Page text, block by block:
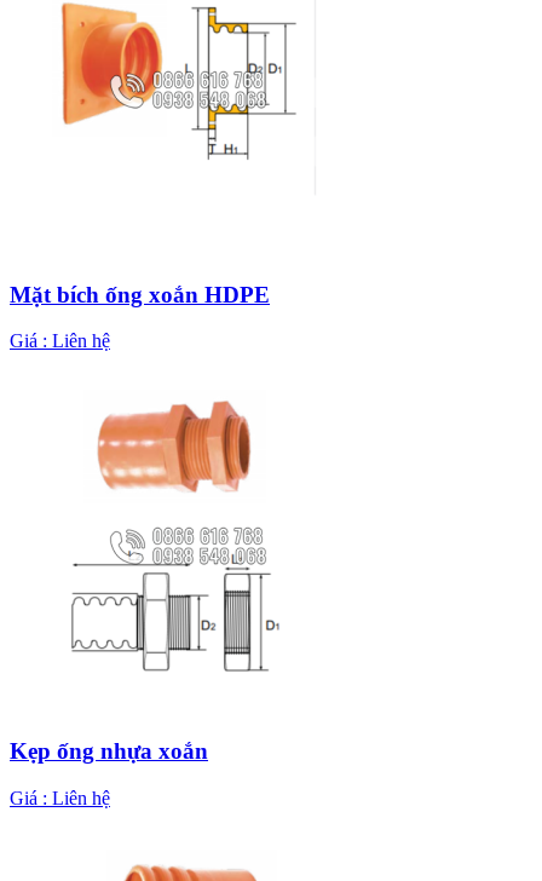
Mặt bích ống xoắn HDPE
Giá : Liên hệ
Kẹp ống nhựa xoắn
Giá : Liên hệ